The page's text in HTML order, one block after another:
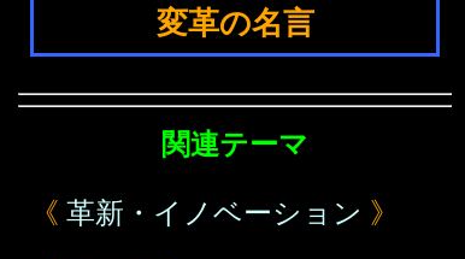
変革の名言
関連テーマ
《 革新・イノベーション 》